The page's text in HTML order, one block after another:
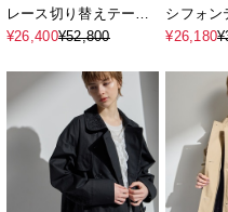
レース切り替えテーラ
ードジャケット
¥26,400¥52,800
シフォン
ット
¥26,180